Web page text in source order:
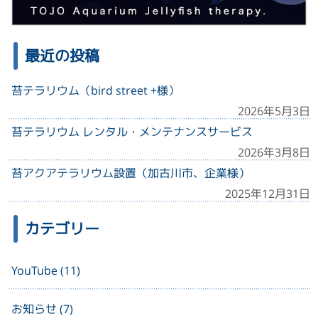
最近の投稿
苔テラリウム（bird street +様）
2026年5月3日
苔テラリウム レンタル・メンテナンスサービス
2026年3月8日
苔アクアテラリウム設置（加古川市、企業様）
2025年12月31日
カテゴリー
YouTube (11)
お知らせ (7)